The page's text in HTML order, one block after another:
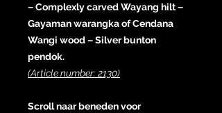
– Complexly carved Wayang hilt –
Gayaman warangka of Cendana
Wangi wood – Silver bunton
pendok.
(Article number: 2130)
Scroll naar beneden voor